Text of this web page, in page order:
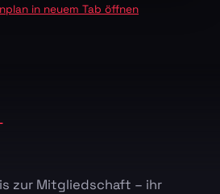
in neuem Tab öffnen
zur Mitgliedschaft – ihr